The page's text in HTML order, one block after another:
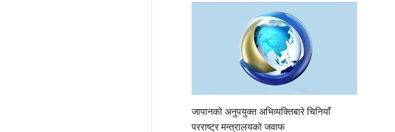
जापानको अनुपयुक्त अभिव्यक्तिबारे चिनियाँ
परराष्ट्र मन्त्रालयको जवाफ